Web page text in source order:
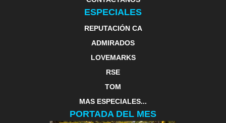
ESPECIALES
REPUTACIÓN CA
ADMIRADOS
LOVEMARKS
RSE
TOM
MAS ESPECIALES...
PORTADA DEL MES